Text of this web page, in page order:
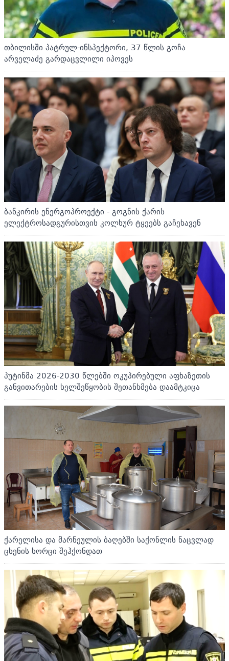
თბილისში პატრულ-ინსპექტორი, 37 წლის გოჩა
არველაძე გარდაცვლილი იპოვეს
ბანკირის ენერგოპროექტი - გოგნის ქარის
ელექტროსადგურისთვის კოლხურ ტყეებს გაჩეხავენ
პუტინმა 2026-2030 წლებში ოკუპირებული აფხაზეთის
განვითარების ხელშეწყობის შეთანხმება დაამტკიცა
ქარელისა და მარნეულის ბაღებში საქონლის ნაცვლად
ცხენის ხორცი შეჰქონდათ